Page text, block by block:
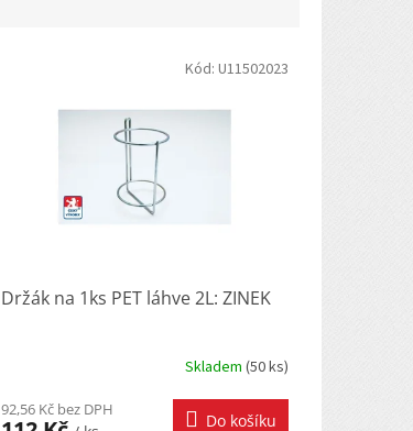
Držák na 1ks PET láhve 2L: ZINEK
Skladem (50 ks)
92,56 Kč bez DPH
Do košíku
Kód: U11502023